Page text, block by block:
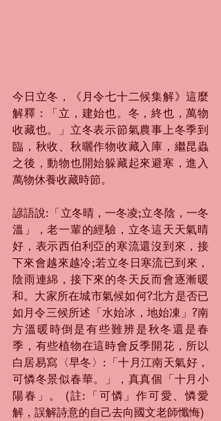
今日立冬，《月令七十二候集解》這麼
解釋：「立，建始也。冬，終也，萬物
收藏也。」立冬表示節氣農事上冬季到
臨，秋收、秋曬作物收藏入庫，繼昆蟲
之後，動物也開始躲藏起來避寒，進入
萬物休養收藏時節。
諺語說:「立冬晴，一冬凌;立冬陰，一冬
溫」，老一輩的經驗，立冬這天天氣晴
好，表示西伯利亞的寒流還沒到來，接
下來會越來越冷;若立冬日寒流已到來，
陰雨連綿，接下來的冬天反而會逐漸暖
和。大家所在城市氣候如何?北方是否已
如月令三候所述「水始冰，地始凍」?南
方溫暖時倒是有些難辨是秋冬還是春
季，有些植物在這時會反季開花，所以
白居易寫〈早冬〉:「十月江南天氣好，
可憐冬景似春華。」，真真個「十月小
陽春」。 (註:「可憐」作可愛、憐愛
解，誤解詩意的自己去向國文老師懺悔)